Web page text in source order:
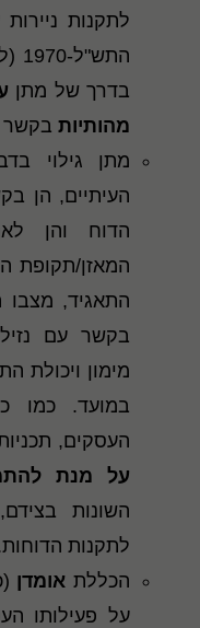
לתקנות
התש"ל-1970 (להלן -
בדרך של מתן
מהותיות בקשר
מתן גילוי
העיתיים, הן
הדוח והן
המאזן/תקופת
התאגיד, מצבו
בקשר עם
מימון ויכולת
במועד. כמו
העסקים,
על מנת
לתקנות
הכללת אומדן
על פעילותו